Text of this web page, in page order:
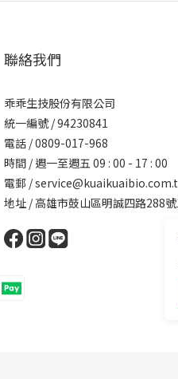
聯絡我們
乖乖生技股份有限公司
統一編號 / 94230841
電話 / 0809-017-968
時間 / 週一至週五 09 : 00 - 17 : 00
電郵 /
地址 / 高雄市鼓山區明誠四路288